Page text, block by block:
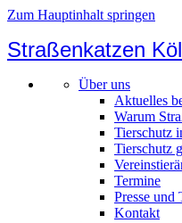
Zum Hauptinhalt springen
Straßenkatzen
Über uns
Aktuelles
Warum
Tierschutz
Tierschutz
Termine
Presse und
Kontakt